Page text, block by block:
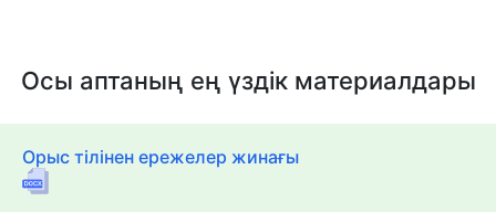
Осы аптаның ең үздік материалдары
Орыс тілінен ережелер жинағы